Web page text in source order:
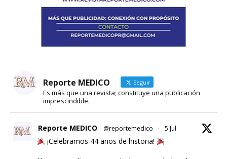
Reporte MEDICO Seguir
Es más que una revista; constituye una publicación
imprescindible.
Reporte MEDICO @reportemedico · 5 Jul
¡Celebramos 44 años de historia!